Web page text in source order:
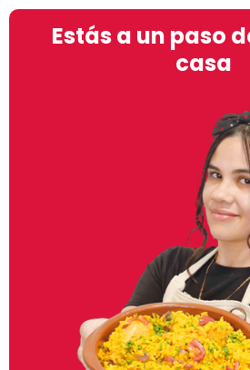
Estás a un paso
casa